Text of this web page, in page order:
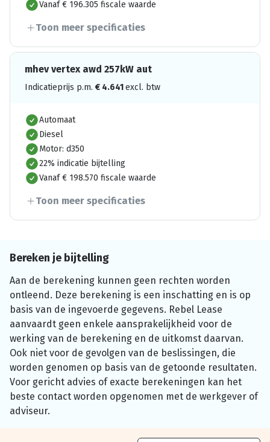
Vanaf € 196.305 fiscale waarde
Toon meer specificaties
mhev vertex awd 257kW aut
Indicatieprijs p.m. € 4.641excl. btw
Automaat
Diesel
Motor: d350
22% indicatie bijtelling
Vanaf € 198.570 fiscale waarde
Toon meer specificaties
Bereken je bijtelling
Aan de berekening kunnen geen rechten worden
ontleend. Deze berekening is een inschatting en is op
basis van de ingevoerde gegevens. Rebel Lease
aanvaardt geen enkele aansprakelijkheid voor de
werking van de berekening en de uitkomst daarvan.
Ook niet voor de gevolgen van de beslissingen, die
worden genomen op basis van de getoonde resultaten.
Voor gericht advies of exacte berekeningen kan het
beste contact worden opgenomen met de werkgever of
adviseur.